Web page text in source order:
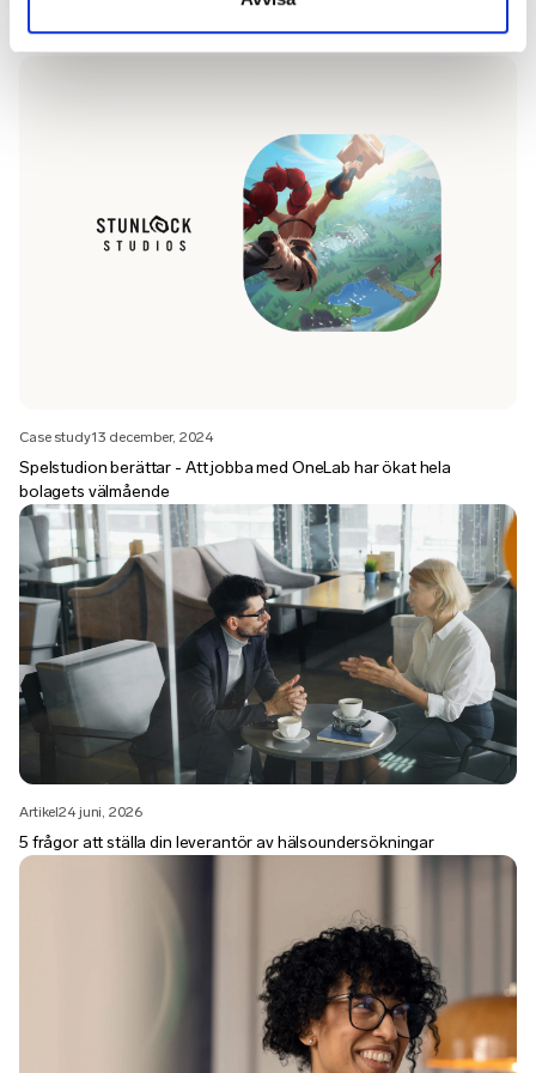
Case study13 december, 2024
Spelstudion berättar - Att jobba med OneLab har ökat hela
bolagets välmående
Artikel24 juni, 2026
5 frågor att ställa din leverantör av hälsoundersökningar